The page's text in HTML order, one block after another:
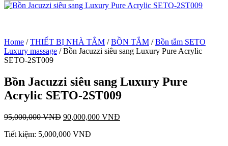
Home /THIẾT BỊ NHÀ TẮM /BỒN TẮM /Bồn tắm SETO
Luxury massage / Bồn Jacuzzi siêu sang Luxury Pure Acrylic
SETO-2ST009
Bồn Jacuzzi siêu sang Luxury Pure
Acrylic SETO-2ST009
95,000,000VNĐ 90,000,000 VNĐ
Tiết kiệm: 5,000,000 VNĐ